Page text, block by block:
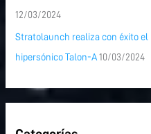
12/03/2024
Stratolaunch realiza con éxito
hipersónico Talon-A 10/03/2024